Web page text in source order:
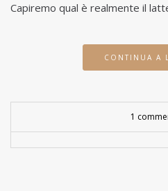
Capiremo qual è realmente il
CONTINUA A
1